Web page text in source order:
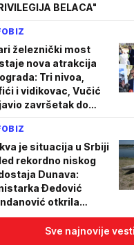
BELACA"
železnički most
nova atrakcija
Tri nivoa,
i vidikovac, Vučić
završetak do
je situacija u Srbiji
rekordno niskog
Dunava:
Đedović
otkrila
informacije
Sve najnovije vesti